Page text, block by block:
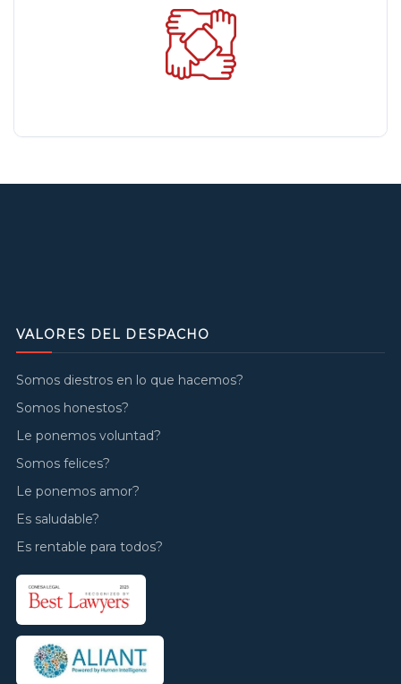
VALORES DEL DESPACHO
Somos diestros en lo que hacemos?
Somos honestos?
Le ponemos voluntad?
Somos felices?
Le ponemos amor?
Es saludable?
Es rentable para todos?